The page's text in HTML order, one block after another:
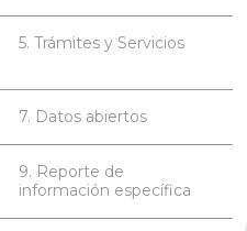
5. Trámites y Servicios
7. Datos abiertos
9. Reporte de
información específica